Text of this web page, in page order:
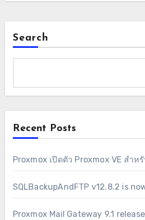
Search
Recent Posts
Proxmox เปิดตัว Proxmox VE สำห
SQLBackupAndFTP v12.8.2 is
Proxmox Mail Gateway 9.1